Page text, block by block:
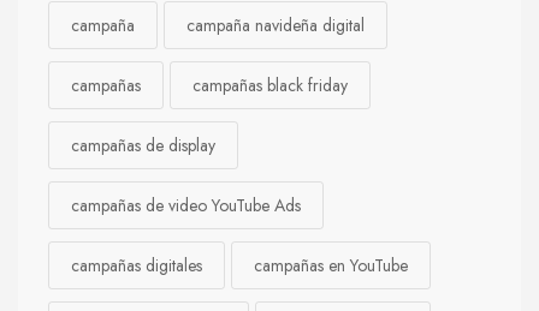
campaña campaña navideña digital
campañas campañas black friday
campañas de display
campañas de video YouTube Ads
campañas digitales campañas en YouTube